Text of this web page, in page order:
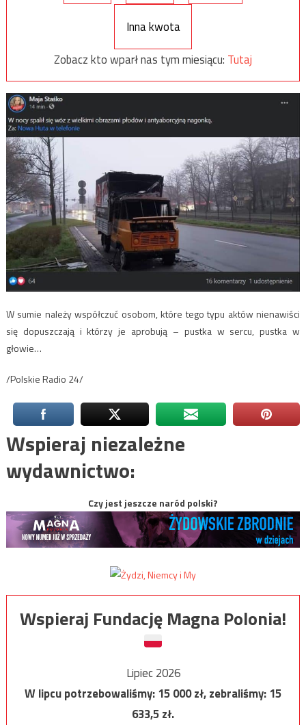
Inna kwota
Zobacz kto wparł nas tym miesiącu: Tutaj
W sumie należy współczuć osobom, które tego typu aktów nienawiści
się dopuszczają i którzy je aprobują – pustka w sercu, pustka w
głowie…
/Polskie Radio 24/
Wspieraj niezależne
wydawnictwo:
Czy jest jeszcze naród polski?
Wspieraj Fundację Magna Polonia!
Lipiec 2026
W lipcu potrzebowaliśmy:15 000zł, zebraliśmy:15
633,5zł.